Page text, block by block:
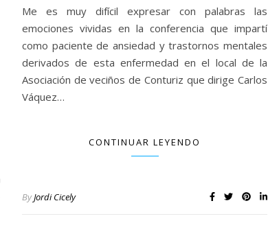
Me es muy difícil expresar con palabras las
emociones vividas en la conferencia que impartí
como paciente de ansiedad y trastornos mentales
derivados de esta enfermedad en el local de la
Asociación de veciños de Conturiz que dirige Carlos
Váquez…
CONTINUAR LEYENDO
ByJordi Cicely